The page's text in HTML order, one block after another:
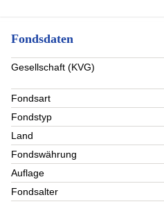
Fondsdaten
Gesellschaft (KVG)
Fondsart
Fondstyp
Land
Fondswährung
Auflage
Fondsalter